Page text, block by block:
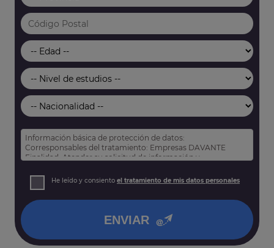
Información básica de protección de datos:
Corresponsables del tratamiento: Empresas DAVANTE
Finalidad: Atender su solicitud de información y
Derechos: Puede acceder, rectificar y suprimir sus datos,
así como otros derechos tal y como se explica en nuestra
He leído y consiento el tratamiento de mis datos personales
ENVIAR